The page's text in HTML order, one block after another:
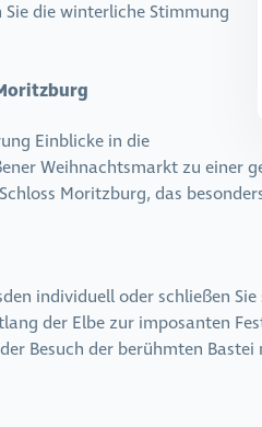
die winterliche Stimmung
Einblicke in die
Weihnachtsmarkt zu einer
Moritzburg, das
individuell oder schließen
der Elbe zur imposanten
Besuch der berühmten